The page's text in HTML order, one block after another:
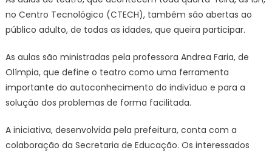
no Centro Tecnológico (CTECH), também são abertas ao
público adulto, de todas as idades, que queira participar.
As aulas são ministradas pela professora Andrea Faria, de
Olímpia, que define o teatro como uma ferramenta
importante do autoconhecimento do indivíduo e para a
solução dos problemas de forma facilitada.
A iniciativa, desenvolvida pela prefeitura, conta com a
colaboração da Secretaria de Educação. Os interessados